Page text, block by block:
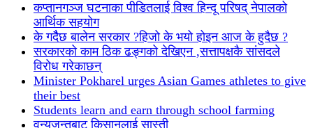
कप्तानगञ्ज घटनाका पीडितलाई विश्व हिन्दू परिषद् नेपालको
आर्थिक सहयोग
के गदैैछ बालेन सरकार ?हिजो के भयो होइन आज के हुदैछ ?
सरकारको काम ठिक ढङ्गको देखिएन ,सत्तापक्षकै सांसदले
विरोध गरेकाछन्
Minister Pokharel urges Asian Games athletes to give
their best
Students learn and earn through school farming
वन्यजन्तुबाट किसानलाई सास्ती